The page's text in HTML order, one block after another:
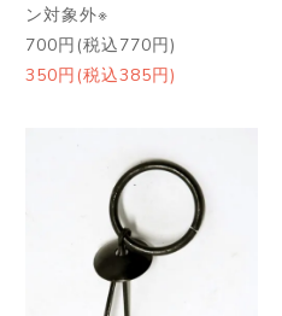
ン対象外※
700円(税込770円)
350円(税込385円)